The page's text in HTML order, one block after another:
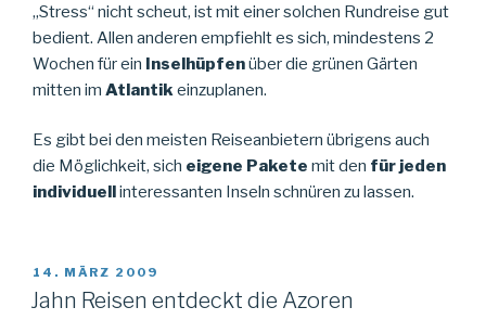
„Stress“ nicht scheut, ist mit einer solchen Rundreise gut
bedient. Allen anderen empfiehlt es sich, mindestens 2
Wochen für ein Inselhüpfenüber die grünen Gärten
mitten im Atlantikeinzuplanen.
Es gibt bei den meisten Reiseanbietern übrigens auch
die Möglichkeit, sich eigene Pakete mit den für jeden
individuellinteressanten Inseln schnüren zu lassen.
VERÖFFENTLICHT
AM
14. MÄRZ 2009
Jahn Reisen entdeckt die Azoren